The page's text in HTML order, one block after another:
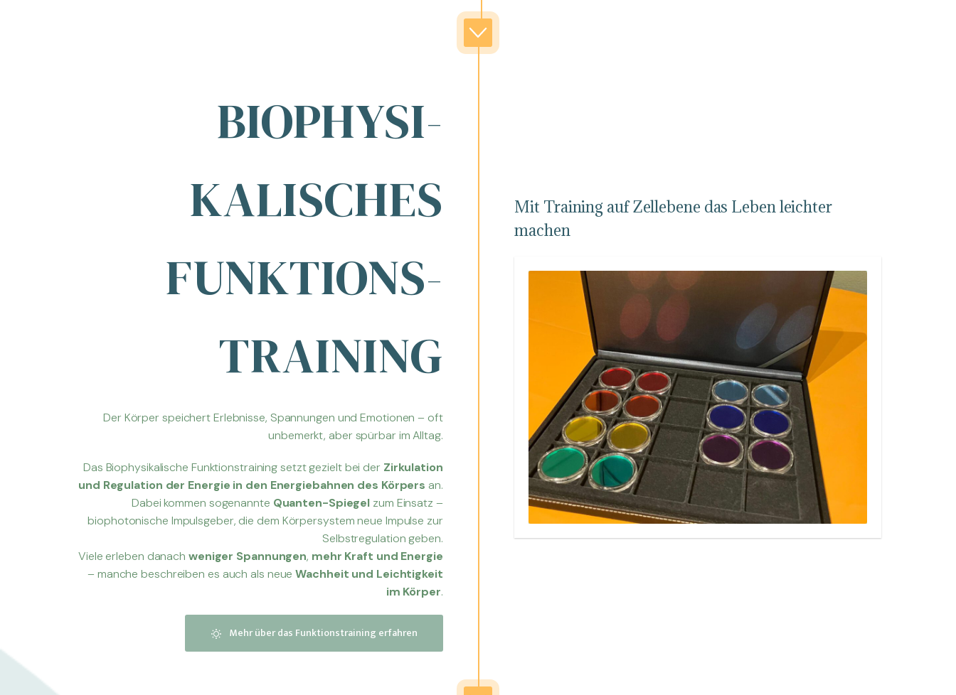
BIOPHYSI-
KALISCHES
FUNKTIONS-
TRAINING
Der Körper speichert Erlebnisse, Spannungen und Emotionen – oft
unbemerkt, aber spürbar im Alltag.
Das Biophysikalische Funktionstraining setzt gezielt bei der Zirkulation
und Regulation der Energie in den Energiebahnen des Körpers an.
Dabei kommen sogenannte Quanten-Spiegel zum Einsatz –
biophotonische Impulsgeber, die dem Körpersystem neue Impulse zur
Selbstregulation geben.
Viele erleben danach weniger Spannungen, mehr Kraft und Energie
– manche beschreiben es auch als neueWachheit und Leichtigkeit
im Körper.
Mehr über das Funktionstraining erfahren
Mit Training auf Zellebene das Leben leichter
machen